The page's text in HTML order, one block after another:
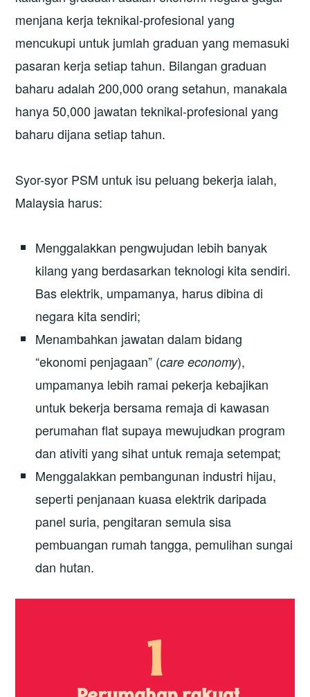
menjana kerja teknikal-profesional yang
mencukupi untuk jumlah graduan yang memasuki
pasaran kerja setiap tahun. Bilangan graduan
baharu adalah 200,000 orang setahun, manakala
hanya 50,000 jawatan teknikal-profesional yang
baharu dijana setiap tahun.
Syor-syor PSM untuk isu peluang bekerja ialah,
Malaysia harus:
Menggalakkan pengwujudan lebih banyak
kilang yang berdasarkan teknologi kita sendiri.
Bas elektrik, umpamanya, harus dibina di
negara kita sendiri;
Menambahkan jawatan dalam bidang
“ekonomi penjagaan” (care economy),
umpamanya lebih ramai pekerja kebajikan
untuk bekerja bersama remaja di kawasan
perumahan flat supaya mewujudkan program
dan ativiti yang sihat untuk remaja setempat;
Menggalakkan pembangunan industri hijau,
seperti penjanaan kuasa elektrik daripada
panel suria, pengitaran semula sisa
pembuangan rumah tangga, pemulihan sungai
dan hutan.